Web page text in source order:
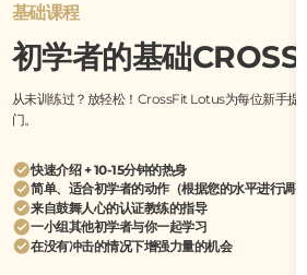
基础课程
初学者的基础
从未训练过？放轻松！CrossFit Lotus为每位新手提
门。
快速介绍 + 10-15分钟的热身
简单、适合初学者的动作（根据您的水平进行调整
来自鼓舞人心的认证教练的指导
一小组其他初学者与你一起学习
在没有冲击的情况下增强力量的机会